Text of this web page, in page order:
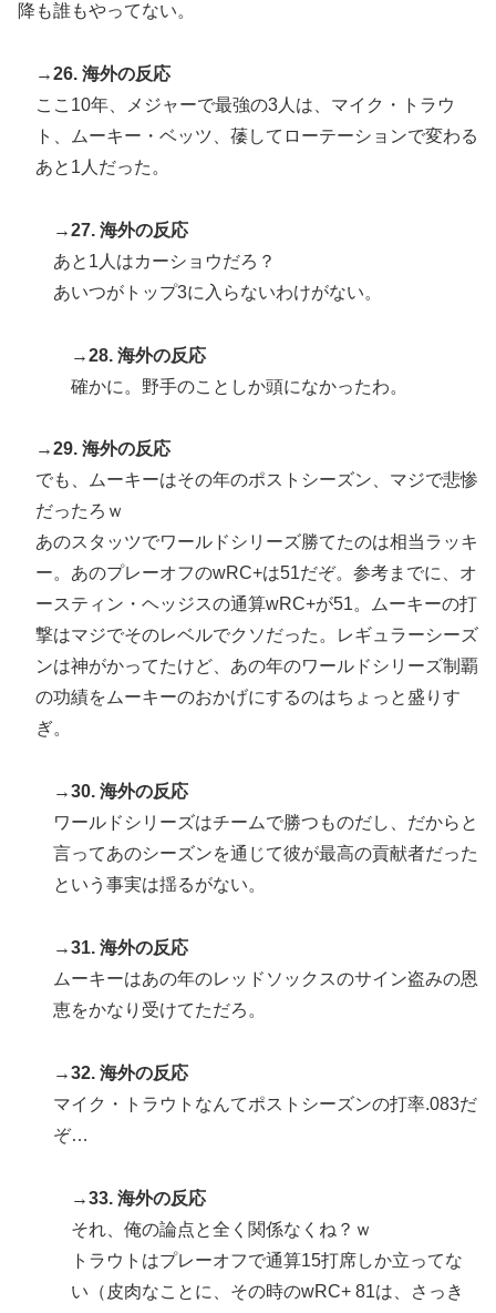
降も誰もやってない。
→26. 海外の反応
ここ10年、メジャーで最強の3人は、マイク・トラウ
ト、ムーキー・ベッツ、䔀してローテーションで変わる
あと1人だった。
→27. 海外の反応
あと1人はカーショウだろ？
あいつがトップ3に入らないわけがない。
→28. 海外の反応
確かに。野手のことしか頭になかったわ。
→29. 海外の反応
でも、ムーキーはその年のポストシーズン、マジで悲惨
だったろｗ
あのスタッツでワールドシリーズ勝てたのは相当ラッキ
ー。あのプレーオフのwRC+は51だぞ。参考までに、オ
ースティン・ヘッジスの通算wRC+が51。ムーキーの打
撃はマジでそのレベルでクソだった。レギュラーシーズ
ンは神がかってたけど、あの年のワールドシリーズ制覇
の功績をムーキーのおかげにするのはちょっと盛りす
ぎ。
→30. 海外の反応
ワールドシリーズはチームで勝つものだし、だからと
言ってあのシーズンを通じて彼が最高の貢献者だった
という事実は揺るがない。
→31. 海外の反応
ムーキーはあの年のレッドソックスのサイン盗みの恩
恵をかなり受けてただろ。
→32. 海外の反応
マイク・トラウトなんてポストシーズンの打率.083だ
ぞ…
→33. 海外の反応
それ、俺の論点と全く関係なくね？ｗ
トラウトはプレーオフで通算15打席しか立ってな
い（皮肉なことに、その時のwRC+ 81は、さっき